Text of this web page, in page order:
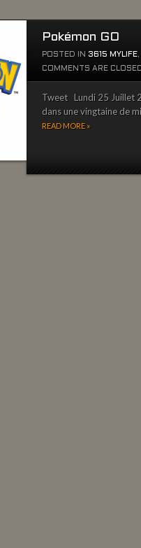
Pokémon GO
POSTED IN 3615 MYLIFE,
COMMENTS ARE
Tweet Lundi 25 Juillet
dans une vingtaine de
READ MORE »